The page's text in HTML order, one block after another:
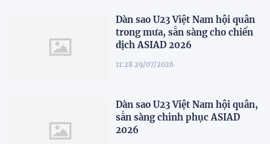
Dàn sao U23 Việt Nam hội quân
trong mưa, sẵn sàng cho chiến
dịch ASIAD 2026
11:28 29/07/2026
Dàn sao U23 Việt Nam hội quân,
sẵn sàng chinh phục ASIAD
2026